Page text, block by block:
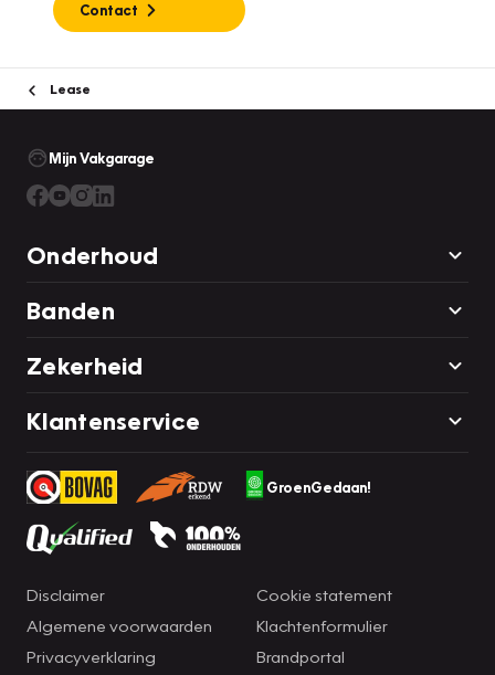
Contact
Lease
Mijn Vakgarage
Onderhoud
Banden
Zekerheid
Klantenservice
GroenGedaan!
Disclaimer
Algemene voorwaarden
Privacyverklaring
Cookie statement
Klachtenformulier
Brandportal